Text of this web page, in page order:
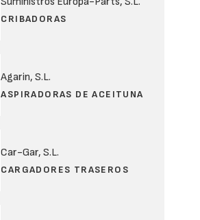
CRIBADORAS
Agarin, S.L.
ASPIRADORAS DE ACEITUNA
Car-Gar, S.L.
CARGADORES TRASEROS